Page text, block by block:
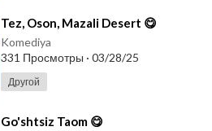
⁣Tez, Oson, Mazali Desert 😋
Komediya
331 Просмотры · 03/28/25
Другой
⁣Go'shtsiz Taom 😋